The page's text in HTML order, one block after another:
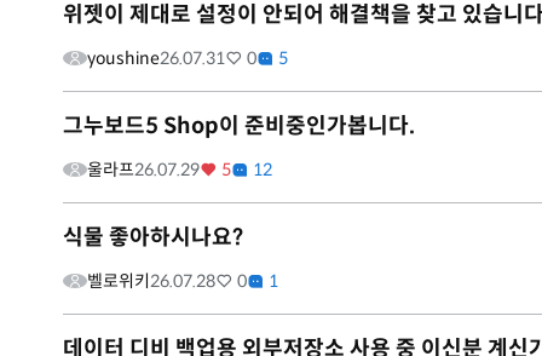
위젯이 제대로 설정이 안되어 해결책을 찾고 있습니
youshine26.07.31 0 5
그누보드5 Shop이 준비중인가봅니다.
울라프26.07.29 5 12
식물 좋아하시나요?
벨로위키26.07.28 0 1
데이터 디비 백업용 외부저장소 사용 중 이신분 계신